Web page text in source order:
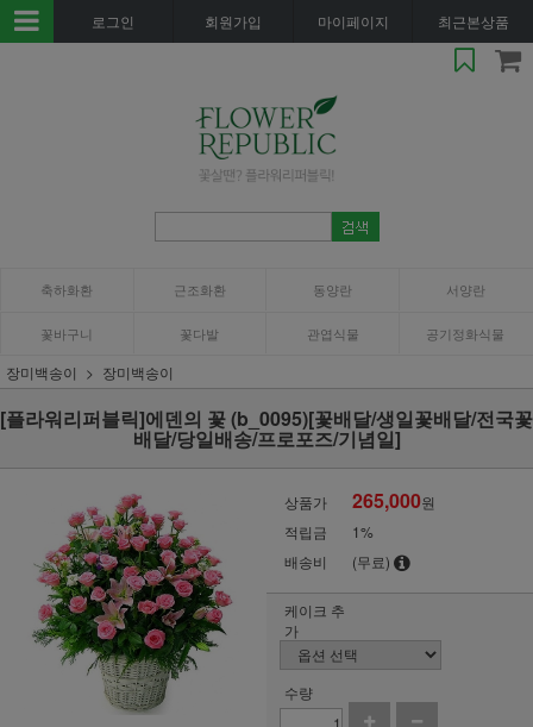
로그인 회원가입 마이페이지 최근본상품
축하화환 근조화환 동양란 서양란
꽃바구니 꽃다발 관엽식물 공기정화식물
장미백송이 장미백송이
[플라워리퍼블릭]에덴의 꽃 (b_0095)[꽃배달/생일꽃배달/전국꽃
배달/당일배송/프로포즈/기념일]
상품가 265,000원
적립금
1%
배송비
(무료)
케이크 추
가
수량